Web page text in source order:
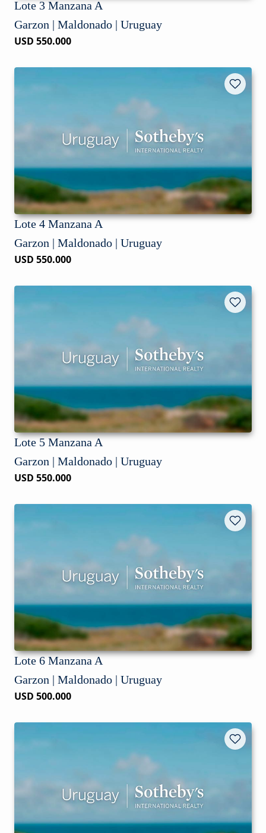
Lote 3 Manzana A
Garzon | Maldonado | Uruguay
USD 550.000
Lote 4 Manzana A
Garzon | Maldonado | Uruguay
USD 550.000
Lote 5 Manzana A
Garzon | Maldonado | Uruguay
USD 550.000
Lote 6 Manzana A
Garzon | Maldonado | Uruguay
USD 500.000